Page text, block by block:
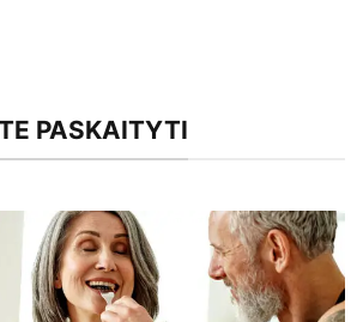
PASKAITYTI